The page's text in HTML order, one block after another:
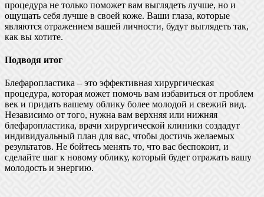
процедура не только поможет вам выглядеть лучше, но и
ощущать себя лучше в своей коже. Ваши глаза, которые
являются отражением вашей личности, будут выглядеть так,
как вы хотите.
Подводя итог
Блефаропластика – это эффективная хирургическая
процедура, которая может помочь вам избавиться от проблем
век и придать вашему облику более молодой и свежий вид.
Независимо от того, нужна вам верхняя или нижняя
блефаропластика, врачи хирургической клиники создадут
индивидуальный план для вас, чтобы достичь желаемых
результатов. Не бойтесь менять то, что вас беспокоит, и
сделайте шаг к новому облику, который будет отражать вашу
молодость и энергию.